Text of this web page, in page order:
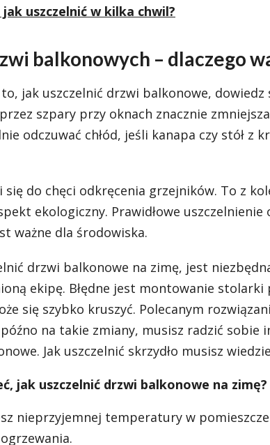
uszczelnić w kilka chwil?
balkonowych – dlaczego
jak uszczelnić drzwi balkonowe,
szpary przy oknach znacznie
odczuwać chłód, jeśli kanapa czy stół z
do chęci odkręcenia grzejników. To z
ekologiczny. Prawidłowe
ważne dla środowiska.
drzwi balkonowe na zimę, jest
ekipę. Błędne jest montowanie stolarki
się szybko kruszyć. Polecanym
na takie zmiany, musisz radzić
Jak uszczelnić skrzydło musisz
jak uszczelnić drzwi balkonowe na zimę?
nieprzyjemnej temperatury w